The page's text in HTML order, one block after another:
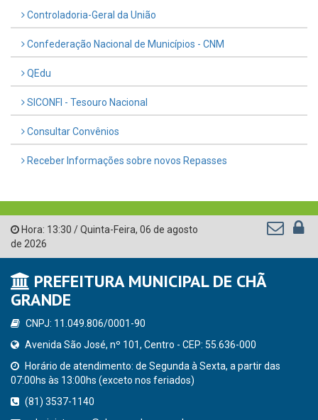
Controladoria-Geral da União
Confederação Nacional de Municípios - CNM
QEdu
SICONFI - Tesouro Nacional
Consultar Convênios
Receber Informações sobre novos Repasses
Hora: 13:30 /Quinta-Feira, 06 de agosto
de 2026
PREFEITURA MUNICIPAL DE CHÃ
GRANDE
CNPJ: 11.049.806/0001-90
Avenida São José, nº 101, Centro - CEP: 55.636-000
Horário de atendimento: de Segunda à Sexta, a partir das
07:00hs às 13:00hs (exceto nos feriados)
(81) 3537-1140